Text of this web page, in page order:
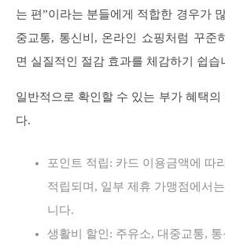
는 편”이라는 분들에게 적합한 경우가
중교통, 통신비, 온라인 쇼핑처럼 꾸준
면 실질적인 절감 효과를 체감하기 쉽습
일반적으로 확인할 수 있는 부가 혜택의
다.
포인트 적립: 카드 이용금액에 따
적립되며, 일부 제휴 가맹점에서
니다.
생활비 할인: 주유소, 대중교통,